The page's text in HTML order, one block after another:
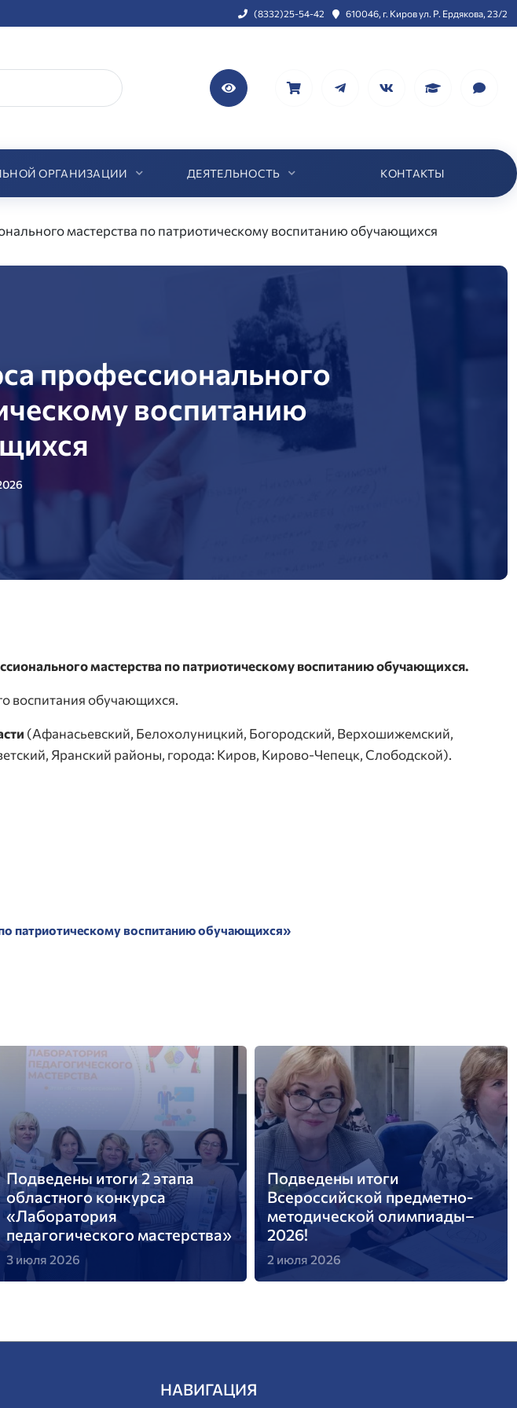
(8332)25-54-42 610046, г. Киров ул. Р. Ердякова, 23/2
ОРГАНИЗАЦИИ ДЕЯТЕЛЬНОСТЬ КОНТАКТЫ
мастерства по патриотическому воспитанию обучающихся
профессионального
воспитанию
мастерства по патриотическому воспитанию обучающихся.
воспитания обучающихся.
(Афанасьевский, Белохолуницкий, Богородский, Верхошижемский,
Яранский районы, города: Киров, Кирово-Чепецк, Слободской).
патриотическому воспитанию обучающихся»
Подведены итоги
Всероссийской предметно-
методической олимпиады–
2026!
2 июля 2026
Подведены итоги областного
фестиваля педагогических
талантов «Талантливый
педагог – талантливые дети»
1 июля 2026
НАВИГАЦИЯ